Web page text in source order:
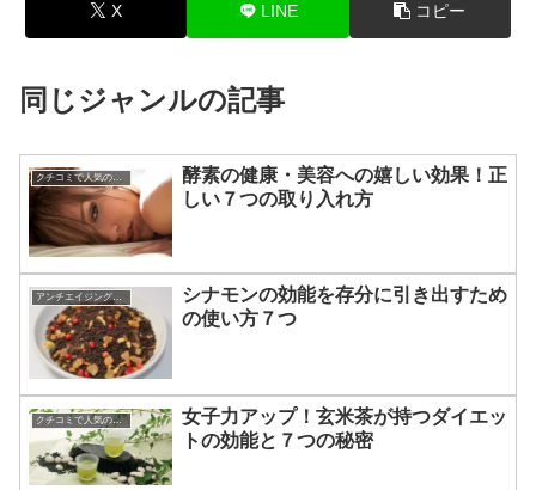
X LINE コピー
同じジャンルの記事
クチコミで人気のダイエット
酵素の健康・美容への嬉しい効果！正
しい７つの取り入れ方
アンチエイジングに効く食べ物
シナモンの効能を存分に引き出すため
の使い方７つ
クチコミで人気のダイエット
女子力アップ！玄米茶が持つダイエッ
トの効能と７つの秘密